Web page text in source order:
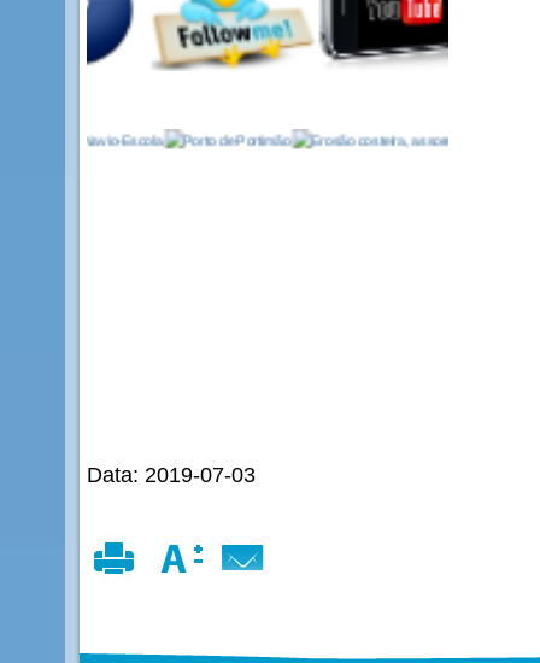
Data: 2019-07-03